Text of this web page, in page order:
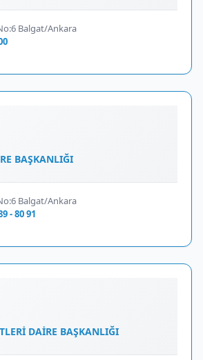
Balgat/Ankara
BAŞKANLIĞI
Balgat/Ankara
- 80 91
DAİRE BAŞKANLIĞI